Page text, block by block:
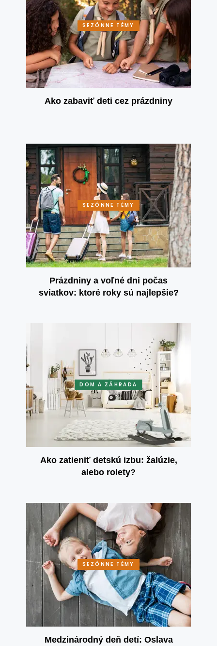
SEZÓNNE TÉMY
Ako zabaviť deti cez prázdniny
SEZÓNNE TÉMY
Prázdniny a voľné dni počas
sviatkov: ktoré roky sú najlepšie?
DOM A ZÁHRADA
Ako zatieniť detskú izbu: žalúzie,
alebo rolety?
SEZÓNNE TÉMY
Medzinárodný deň detí: Oslava